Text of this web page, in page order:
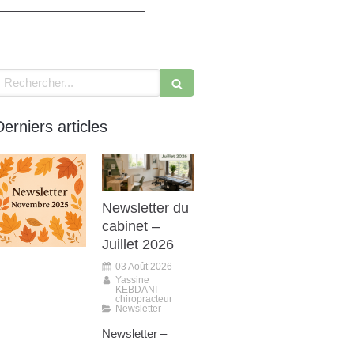
Rechercher
articles
Newsletter du
cabinet –
Juillet 2026
03 Août 2026
Yassine
KEBDANI
chiropracteur
Newsletter
Newsletter –